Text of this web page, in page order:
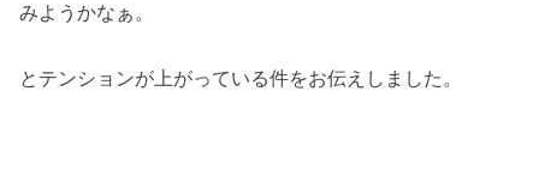
みようかなぁ。
とテンションが上がっている件をお伝えしました。